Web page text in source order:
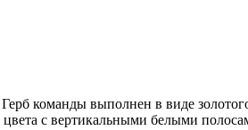
команды выполнен в виде
с вертикальными белыми